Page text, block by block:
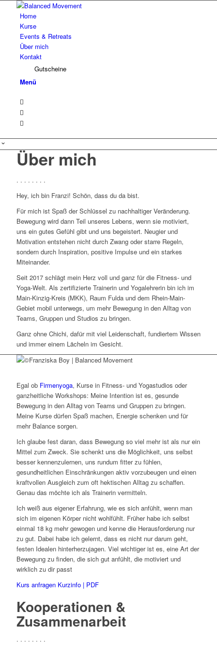
Home
Kurse
Events & Retreats
Über mich
Kontakt
Gutscheine
Menü
Über mich
. . . . . . . .
Hey, ich bin Franzi! Schön, dass du da bist.
Für mich ist Spaß der Schlüssel zu nachhaltiger Veränderung.
Bewegung wird dann Teil unseres Lebens, wenn sie motiviert,
uns ein gutes Gefühl gibt und uns begeistert. Neugier und
Motivation entstehen nicht durch Zwang oder starre Regeln,
sondern durch Inspiration, positive Impulse und ein starkes
Miteinander.
Seit 2017 schlägt mein Herz voll und ganz für die Fitness- und
Yoga-Welt. Als zertifizierte Trainerin und Yogalehrerin bin ich im
Main-Kinzig-Kreis (MKK), Raum Fulda und dem Rhein-Main-
Gebiet mobil unterwegs, um mehr Bewegung in den Alltag von
Teams, Gruppen und Studios zu bringen.
Ganz ohne Chichi, dafür mit viel Leidenschaft, fundiertem Wissen
und immer einem Lächeln im Gesicht.
Egal ob Firmenyoga, Kurse in Fitness- und Yogastudios oder
ganzheitliche Workshops: Meine Intention ist es, gesunde
Bewegung in den Alltag von Teams und Gruppen zu bringen.
Meine Kurse dürfen Spaß machen, Energie schenken und für
mehr Balance sorgen.
Ich glaube fest daran, dass Bewegung so viel mehr ist als nur ein
Mittel zum Zweck. Sie schenkt uns die Möglichkeit, uns selbst
besser kennenzulernen, uns rundum fitter zu fühlen,
gesundheitlichen Einschränkungen aktiv vorzubeugen und einen
kraftvollen Ausgleich zum oft hektischen Alltag zu schaffen.
Genau das möchte ich als Trainerin vermitteln.
Ich weiß aus eigener Erfahrung, wie es sich anfühlt, wenn man
sich im eigenen Körper nicht wohlfühlt. Früher habe ich selbst
einmal 18 kg mehr gewogen und kenne die Herausforderung nur
zu gut. Dabei habe ich gelernt, dass es nicht nur darum geht,
festen Idealen hinterherzujagen. Viel wichtiger ist es, eine Art der
Bewegung zu finden, die sich gut anfühlt, die motiviert und
wirklich zu dir passt
Kurs anfragen Kurzinfo | PDF
Kooperationen &
Zusammenarbeit
. . . . . . . .